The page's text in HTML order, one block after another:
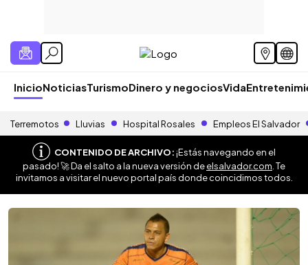
InicioNoticiasTurismoDinero y negociosVida
Terremotos Lluvias Hospital Rosales Empleos El Salvador
CONTENIDO DE ARCHIVO:¡Estás navegando en el
pasado! 🚀 Da el salto a la nueva versión deelsalvador.com . Te
invitamos a visitar el nuevo portal país donde coincidimos todos.